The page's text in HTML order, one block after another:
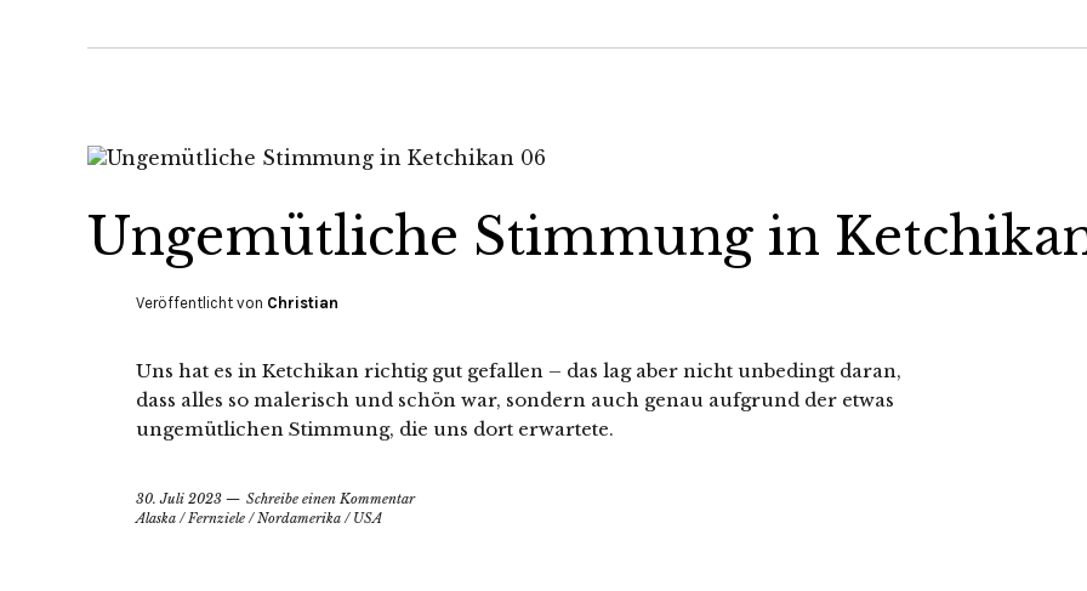
Ungemütliche Stimmung in
Veröffentlicht von Christian
Uns hat es in Ketchikan richtig gut gefallen – das lag aber nicht unbedingt daran,
dass alles so malerisch und schön war, sondern auch genau aufgrund der etwas
ungemütlichen Stimmung, die uns dort erwartete.
30. Juli 2023
Schreibe einen Kommentar
Alaska /Fernziele /Nordamerika / USA